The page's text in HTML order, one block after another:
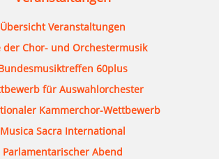
Übersicht Veranstaltungen
der Chor- und Orchestermusik
60plus
für Auswahlorchester
Kammerchor-Wettbewerb
Musica Sacra International
Parlamentarischer Abend